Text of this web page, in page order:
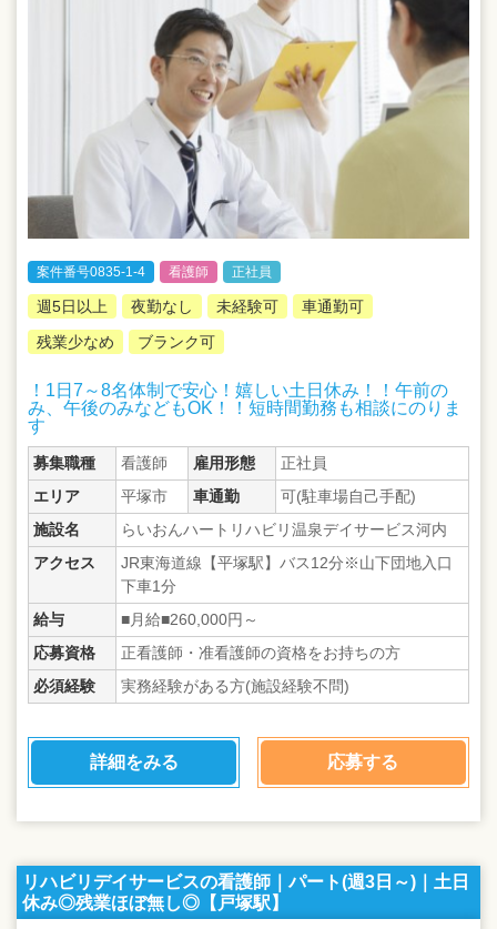
案件番号0835-1-4 看護師 正社員
週5日以上 夜勤なし 未経験可
車通勤可
残業少なめ
ブランク可
！1日7～8名体制で安心！嬉しい土日休み！！午前の
み、午後のみなどもOK！！短時間勤務も相談にのりま
す
募集職種 看護師 雇用形態
正社員
エリア
平塚市 車通勤
可(駐車場自己手配)
施設名
らいおんハートリハビリ温泉デイサービス河内
アクセス
JR東海道線【平塚駅】バス12分※山下団地入口
下車1分
給与
■月給■260,000円～
応募資格
正看護師・准看護師の資格をお持ちの方
必須経験
実務経験がある方(施設経験不問)
詳細をみる 応募する
リハビリデイサービスの看護師｜パート(週3日～)｜土日
休み◎残業ほぼ無し◎【戸塚駅】